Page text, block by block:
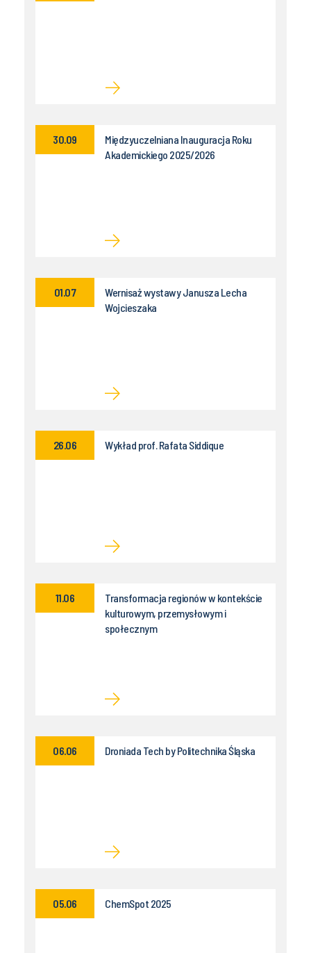
Międzyuczelniana Inauguracja Roku
Akademickiego 2025/2026
30.09
Wernisaż wystawy Janusza Lecha
Wojcieszaka
01.07
Wykład prof. Rafata Siddique
26.06
Transformacja regionów w kontekście
kulturowym, przemysłowym i
społecznym
11.06
Droniada Tech by Politechnika Śląska
06.06
ChemSpot 2025
05.06